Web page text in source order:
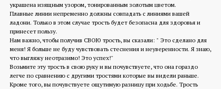
украшена изящным узором, тонированным золотым цветом.
Плавные линии непременно должны совпадать с линиями вашей
ладони. Только в этом случае трость будет безопасна для здоровья и
принесет пользу.
Нам важно, чтобы получив СВОЮ трость, вы сказали: " Это сделано для
меня! Я больше не буду чувствовать стеснения и неуверенности. Я знаю,
что выгляжу неотразимо! Это успех!"
Возьмите эту трость в свою руку и вы почувствуете, что она гораздо
легче по сравнению с другими тростями которые вы видели раньше.
Кроме того, вы почувствуете ощутимую разницу при ходьбе. Трость